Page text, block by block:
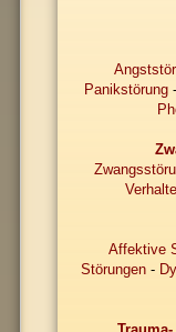
Panikstörung
Affektive
Störungen -